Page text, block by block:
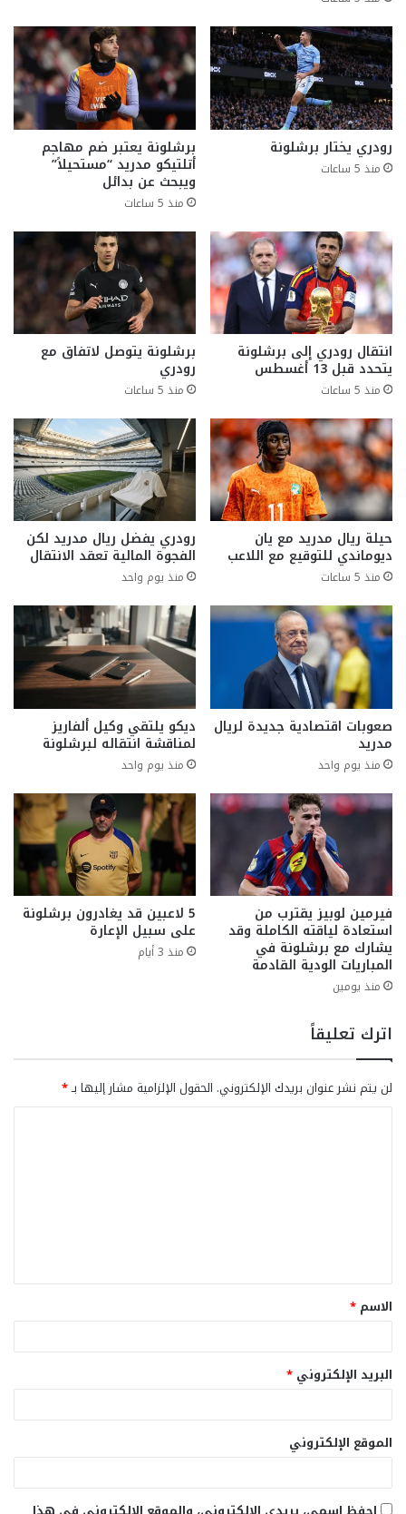
رودري يختار برشلونة
منذ 5 ساعات
برشلونة يعتبر ضم مهاجم
أتلتيكو مدريد “مستحيلاً”
ويبحث عن بدائل
منذ 5 ساعات
انتقال رودري إلى برشلونة
يتحدد قبل 13 أغسطس
منذ 5 ساعات
برشلونة يتوصل لاتفاق مع
رودري
منذ 5 ساعات
حيلة ريال مدريد مع يان
ديوماندي للتوقيع مع اللاعب
منذ 5 ساعات
رودري يفضل ريال مدريد لكن
الفجوة المالية تعقد الانتقال
منذ يوم واحد
صعوبات اقتصادية جديدة لريال
مدريد
منذ يوم واحد
ديكو يلتقي وكيل ألفاريز
لمناقشة انتقاله لبرشلونة
منذ يوم واحد
فيرمين لوبيز يقترب من
استعادة لياقته الكاملة وقد
يشارك مع برشلونة في
المباريات الودية القادمة
منذ يومين
5 لاعبين قد يغادرون برشلونة
على سبيل الإعارة
منذ 3 أيام
اترك تعليقاً
لن يتم نشر عنوان بريدك الإلكتروني. الحقول الإلزامية مشار إليها بـ*
ق
*
الاسم *
البريد الإلكتروني *
الموقع الإلكتروني